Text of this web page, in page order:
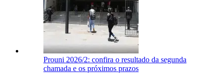
Prouni 2026/2: confira o resultado da segunda
chamada e os próximos prazos